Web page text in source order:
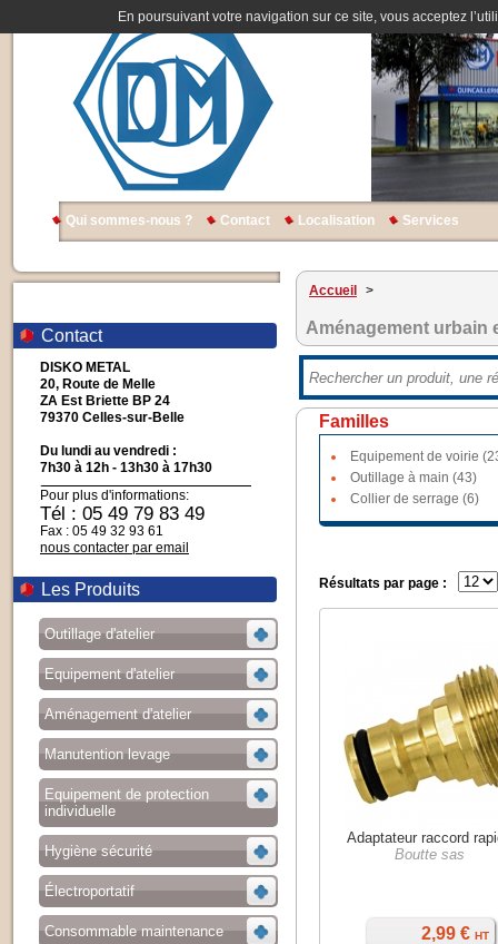
En poursuivant votre navigation sur ce site, vous acceptez
Qui sommes-nous ? Contact Localisation Services
Contact
DISKO METAL
20, Route de Melle
ZA Est Briette BP 24
79370 Celles-sur-Belle
Du lundi au vendredi :
7h30 à 12h - 13h30 à 17h30
Pour plus d'informations:
Tél : 05 49 79 83 49
Fax : 05 49 32 93 61
nous contacter par email
Les Produits
Outillage d'atelier
Equipement d'atelier
Aménagement d'atelier
Manutention levage
Equipement de protection
individuelle
Hygiène sécurité
Électroportatif
Consommable maintenance
Accueil >
Aménagement urbain
Familles
Equipement de voirie
Outillage à main (43)
Collier de serrage (6)
Résultats par page :
Adaptateur raccord
Boutte sas
2,99 € HT